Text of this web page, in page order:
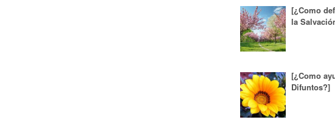
[¿Como
la
[¿Como
Difuntos?]